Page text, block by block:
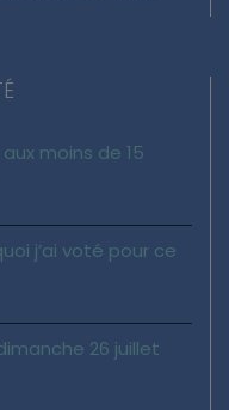
moins de 15
j’ai voté pour ce
26 juillet